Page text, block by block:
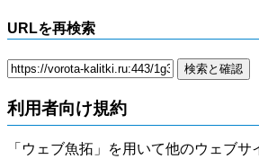
URLを再検索
利用者向け規約
「ウェブ魚拓」を用いて他のウェブ